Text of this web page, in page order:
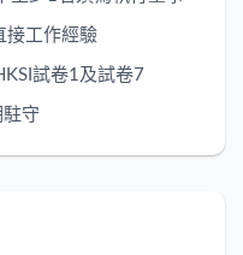
接工作經驗
試卷1及試卷7
守